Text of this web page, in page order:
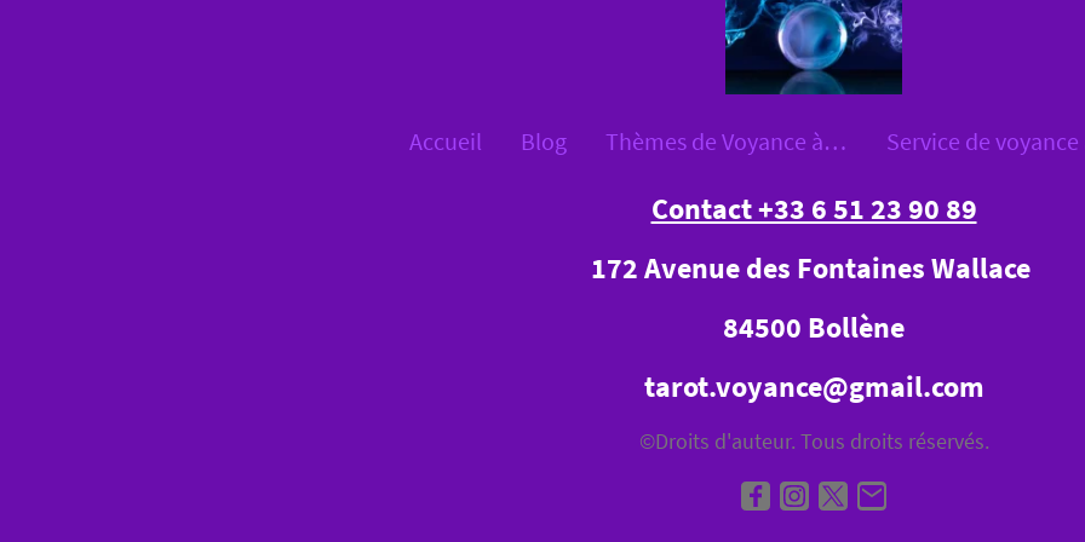
Accueil Blog Thèmes de Voyance à Bollène et à Distance
Contact +33 6 51 23 90 89
172 Avenue des Fontaines Wallace
84500 Bollène
tarot.voyance@gmail.com
©Droits d'auteur. Tous droits réservés.